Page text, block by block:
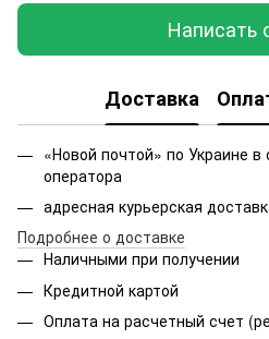
Написать
Доставка
«Новой почтой» по Украине в
оператора
адресная курьерская
Подробнее о доставке
Наличными при получении
Кредитной картой
Оплата на расчетный счет